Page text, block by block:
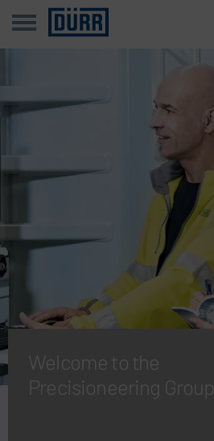
Welcome to the
Precisioneering Group.